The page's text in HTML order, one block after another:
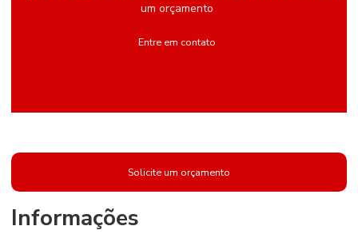
um orçamento
Entre em contato
Solicite um orçamento
Informações